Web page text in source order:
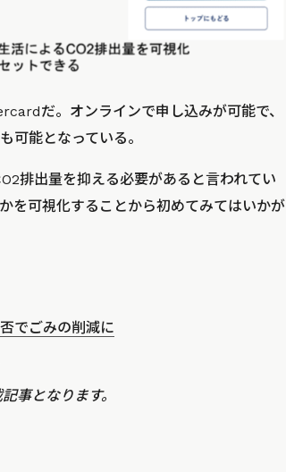
だ。オンラインで申し込みが可能で、
可能となっている。
排出量を抑える必要があると言われてい
を可視化することから初めてみてはいかが
でごみの削減に
事となります。